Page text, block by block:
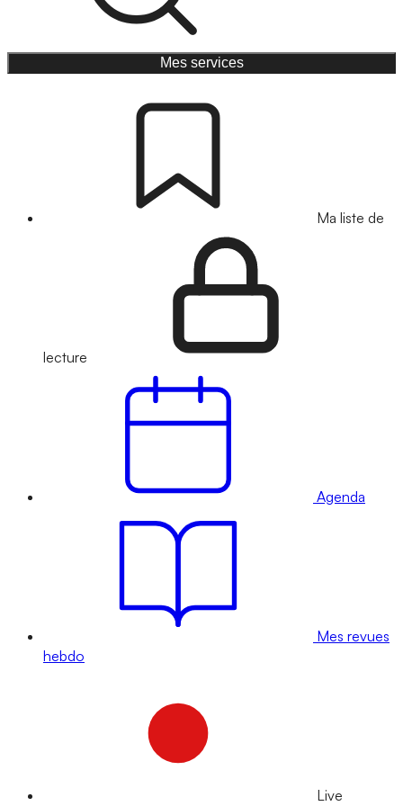
Mes services
Ma liste de
lecture
Agenda
Mes revues
hebdo
Live